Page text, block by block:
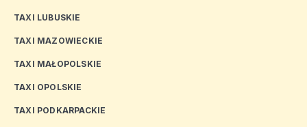
TAXI LUBUSKIE
TAXI MAZOWIECKIE
TAXI MAŁOPOLSKIE
TAXI OPOLSKIE
TAXI PODKARPACKIE